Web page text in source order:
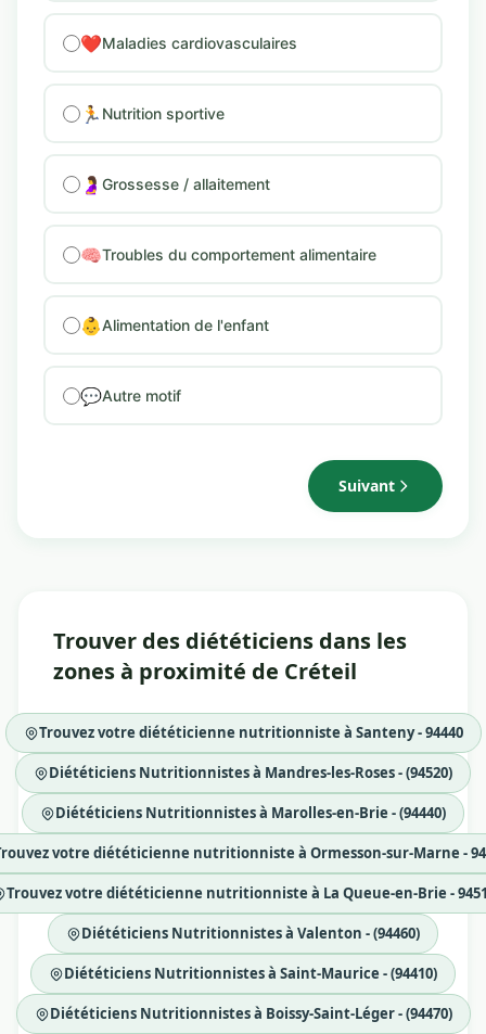
❤️Maladies cardiovasculaires
🏃 Nutrition sportive
🤰 Grossesse / allaitement
🧠Troubles du comportement alimentaire
👶Alimentation de l'enfant
💬Autre motif
Suivant
Trouver des diététiciens dans les
zones à proximité de Créteil
Trouvez votre diététicienne nutritionniste à Santeny - 94440
Diététiciens Nutritionnistes à Mandres-les-Roses - (94520)
Diététiciens Nutritionnistes à Marolles-en-Brie - (94440)
votre diététicienne nutritionniste à Ormesson-sur-Marne -
Trouvez votre diététicienne nutritionniste à La Queue-en-Brie -
Diététiciens Nutritionnistes à Valenton - (94460)
Diététiciens Nutritionnistes à Saint-Maurice - (94410)
Diététiciens Nutritionnistes à Boissy-Saint-Léger - (94470)